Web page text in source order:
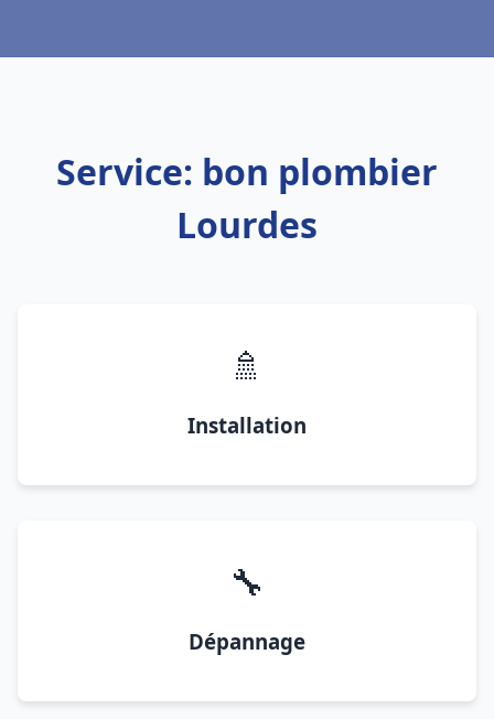
Service: bon plombier
Lourdes
🚿
Installation
🔧
Dépannage